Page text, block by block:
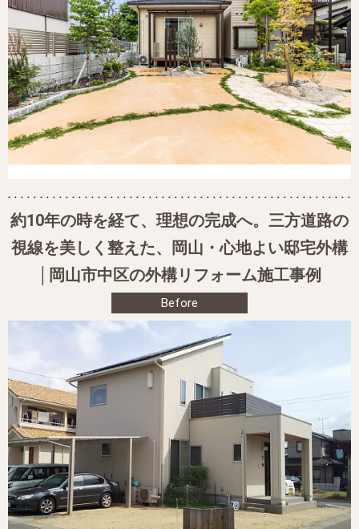
約10年の時を経て、理想の完成へ。三方道路の
視線を美しく整えた、岡山・心地よい邸宅外構
│岡山市中区の外構リフォーム施工事例